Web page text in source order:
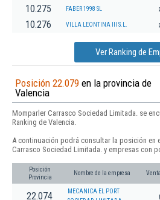
10.275 FABER 1998 SL
10.276 VILLA LEONTINA III S.L.
Ver Ranking de
Posición 22.079 en la provincia de
Valencia
Momparler Carrasco Sociedad Limitada. se
Ranking de Valencia.
A continuación podrá consultar la posición en
Carrasco Sociedad Limitada. y empresas con
Posición
Provincia
Nombre de la empresa
22.074
MECANICA EL PORT